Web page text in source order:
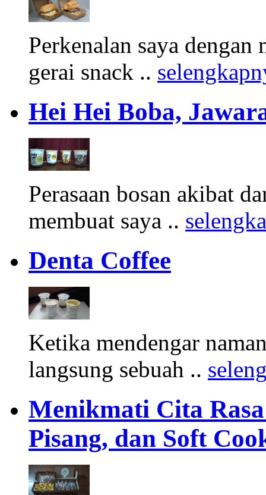
Perkenalan saya
gerai snack ..
Hei Hei Boba,
Perasaan bosan akibat
membuat saya ..
Denta Coffee
Ketika mendengar
langsung sebuah ..
Menikmati Cita
Pisang, dan Soft